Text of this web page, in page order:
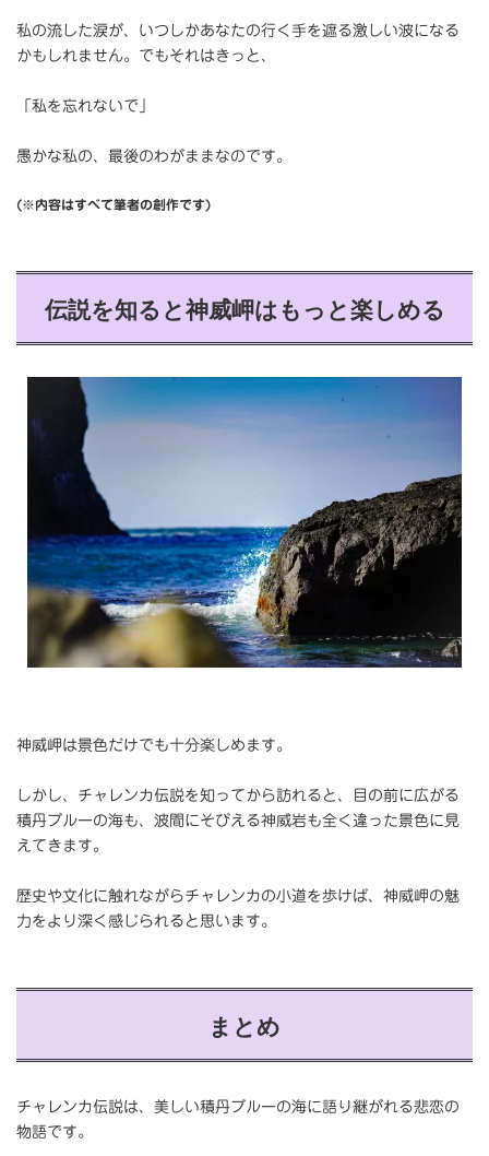
私の流した涙が、いつしかあなたの行く手を遮る激しい波になる
かもしれません。でもそれはきっと、
「私を忘れないで」
愚かな私の、最後のわがままなのです。
(※内容はすべて筆者の創作です)
伝説を知ると神威岬はもっと楽しめる
神威岬は景色だけでも十分楽しめます。
しかし、チャレンカ伝説を知ってから訪れると、目の前に広がる
積丹ブルーの海も、波間にそびえる神威岩も全く違った景色に見
えてきます。
歴史や文化に触れながらチャレンカの小道を歩けば、神威岬の魅
力をより深く感じられると思います。
まとめ
チャレンカ伝説は、美しい積丹ブルーの海に語り継がれる悲恋の
物語です。